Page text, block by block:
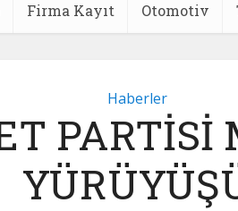
Firma Kayıt Otomotiv
Haberler
PARTİSİ